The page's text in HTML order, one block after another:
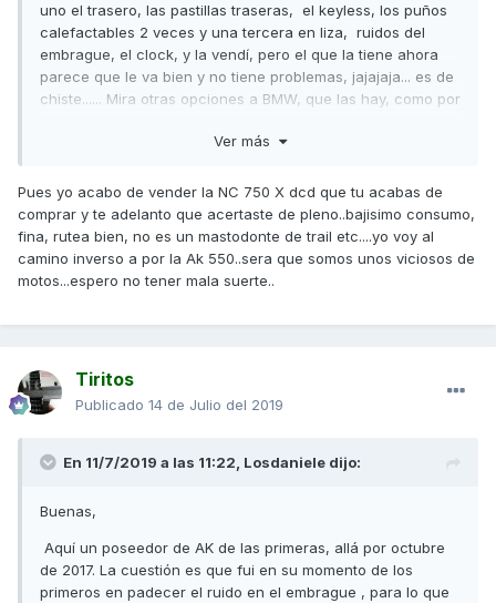
uno el trasero, las pastillas traseras, el keyless, los puños
calefactables 2 veces y una tercera en liza, ruidos del
embrague, el clock, y la vendí, pero el que la tiene ahora
parece que le va bien y no tiene problemas, jajajaja... es de
chiste...... Mira otras opciones a BMW, que las hay, como por
estilo, me he pillado nueva una NC750X DCT y es una
excitante. BMW la descarté por el mantenimiento y lo caro
de los recambios (eso si la C650GT)
Suerte y piénsalo bien antes de tomar la decisión.
Un saludo,
Ver más
Pues yo acabo de vender la NC 750 X dcd que tu acabas de
comprar y te adelanto que acertaste de pleno..bajisimo consumo,
fina, rutea bien, no es un mastodonte de trail etc....yo voy al
camino inverso a por la Ak 550..sera que somos unos viciosos de
motos...espero no tener mala suerte..
Tiritos
Publicado 14 de Julio del 2019
En 11/7/2019 a las 11:22, Losdaniele dijo:
Buenas,
Aquí un poseedor de AK de las primeras, allá por octubre
de 2017. La cuestión es que fui en su momento de los
primeros en padecer el ruido en el embrague , para lo que